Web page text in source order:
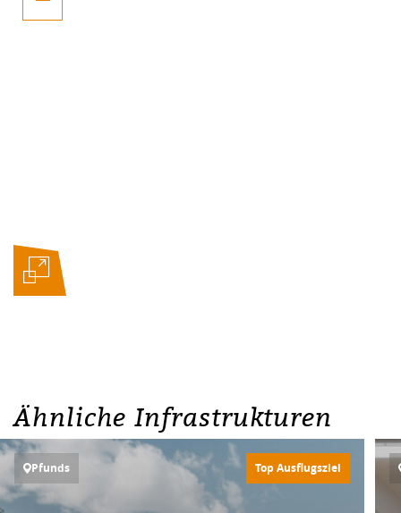
Ähnliche Infrastrukturen
Pfunds Top Ausflugsziel